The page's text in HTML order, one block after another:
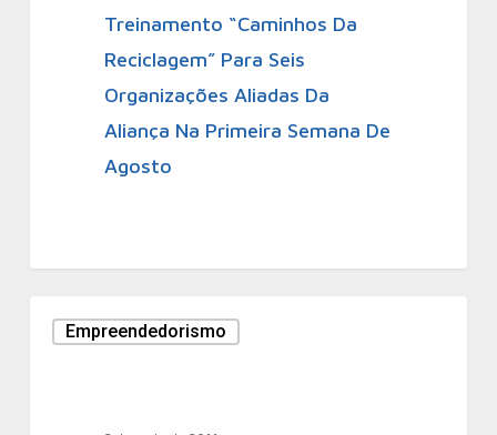
Treinamento “Caminhos Da
Reciclagem” Para Seis
Organizações Aliadas Da
Aliança Na Primeira Semana De
Agosto
Empreendedorismo